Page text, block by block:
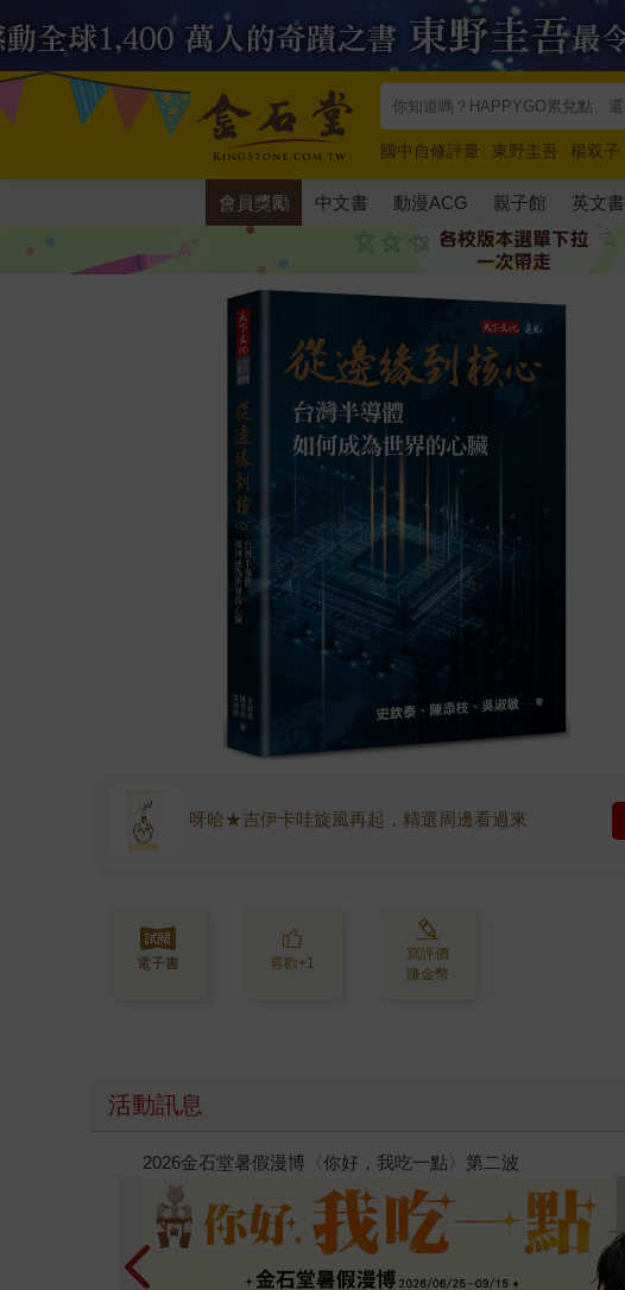
國中自修評量 東野圭吾 楊双子
唯紅花綻放
奧德賽 路邊攤新作
會員獎勵 中文書 動漫ACG 親子館 英文書
呀哈★吉伊卡哇旋風再起，精選周邊看過來
電子書 喜歡+1
寫評價
賺金幣
活動訊息
春光ｘ奇幻基地｜全書系展